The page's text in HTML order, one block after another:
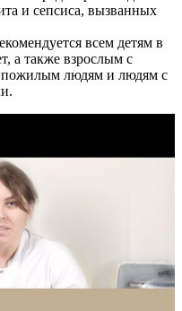
и сепсиса, вызванных
всем детям в
а также взрослым с
людям и людям с